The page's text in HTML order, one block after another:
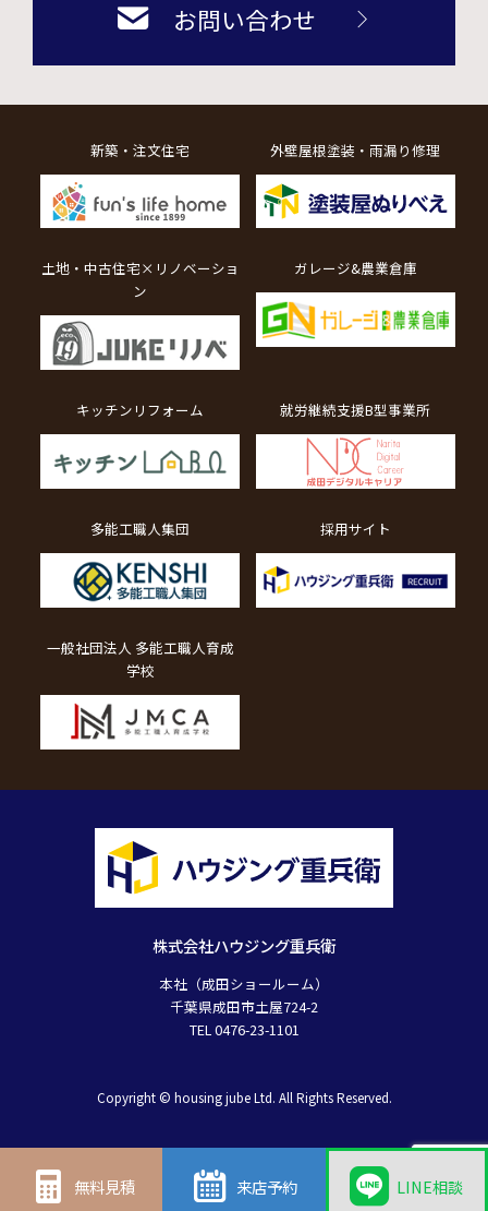
お問い合わせ
株式会社ハウジング重兵衛
本社（成田ショールーム）
千葉県成田市土屋724-2
TEL 0476-23-1101
新築・注文住宅 外壁屋根塗装・雨漏り修理
土地・中古住宅×リノベーショ
ン
ガレージ&農業倉庫
キッチンリフォーム 就労継続支援B型事業所
多能工職人集団 採用サイト
一般社団法人 多能工職人育成
学校
Copyright © housing jube Ltd. All Rights Reserved.
無料見積 来店予約 LINE相談